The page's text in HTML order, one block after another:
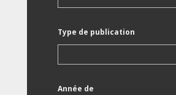
Type de publication
Année de